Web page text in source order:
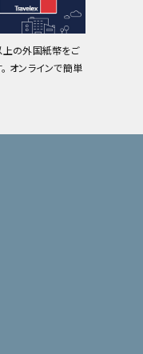
上の外国紙幣をご
オンラインで簡単